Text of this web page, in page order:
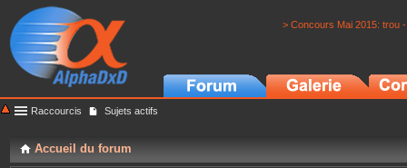
> Concours Mai 2015: trou
Raccourcis Sujets actifs
Accueil du forum